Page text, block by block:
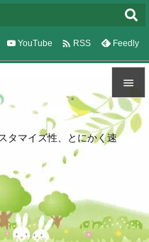


メニュ

次へ
YouTube  RSS Feedly
タマイズ性、とにかく速